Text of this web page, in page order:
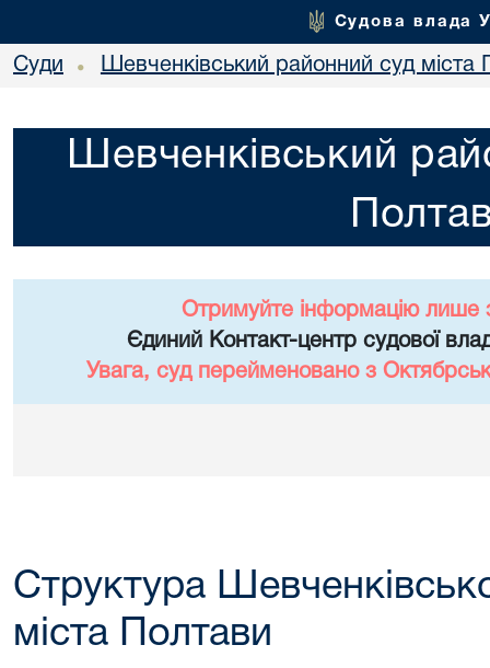
Судова влада
Суди • Шевченківський районний суд міста
Шевченківський
Отримуйте інформацію лише
Єдиний Контакт-центр судової
Увага, суд перейменовано з
Структура
міста Полтави